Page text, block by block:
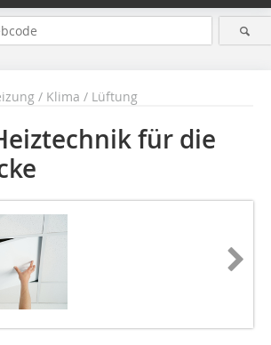
/ Klima / Lüftung
für die